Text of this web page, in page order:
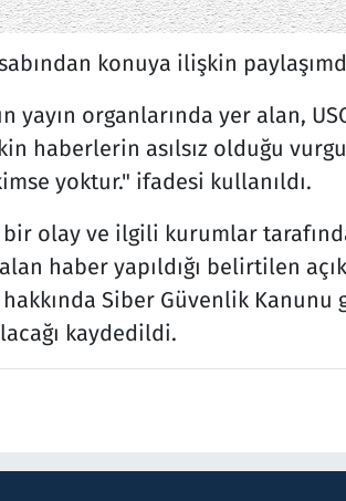
konuya ilişkin
yayın organlarında yer alan,
haberlerin asılsız olduğu
yoktur." ifadesi kullanıldı.
olay ve ilgili kurumlar
haber yapıldığı belirtilen
Siber Güvenlik Kanunu
kaydedildi.